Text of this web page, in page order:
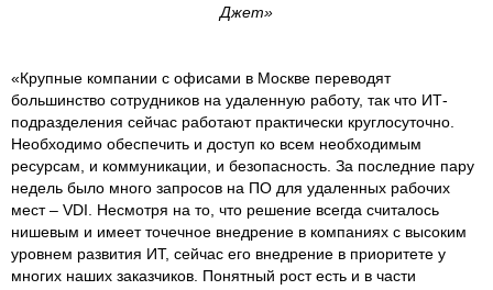
Джет»
«Крупные компании с офисами в Москве переводят
большинство сотрудников на удаленную работу, так что ИТ-
подразделения сейчас работают практически круглосуточно.
Необходимо обеспечить и доступ ко всем необходимым
ресурсам, и коммуникации, и безопасность. За последние пару
недель было много запросов на ПО для удаленных рабочих
мест – VDI. Несмотря на то, что решение всегда считалось
нишевым и имеет точечное внедрение в компаниях с высоким
уровнем развития ИТ, сейчас его внедрение в приоритете у
многих наших заказчиков. Понятный рост есть и в части